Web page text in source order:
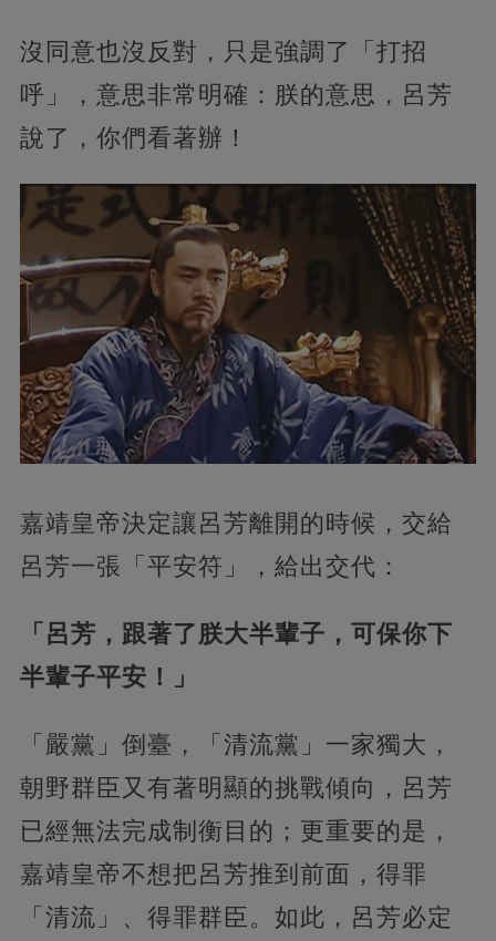
沒同意也沒反對，只是強調了「打招
呼」，意思非常明確：朕的意思，呂芳
說了，你們看著辦！
嘉靖皇帝決定讓呂芳離開的時候，交給
呂芳一張「平安符」，給出交代：
「呂芳，跟著了朕大半輩子，可保你下
半輩子平安！」
「嚴黨」倒臺，「清流黨」一家獨大，
朝野群臣又有著明顯的挑戰傾向，呂芳
已經無法完成制衡目的；更重要的是，
嘉靖皇帝不想把呂芳推到前面，得罪
「清流」、得罪群臣。如此，呂芳必定